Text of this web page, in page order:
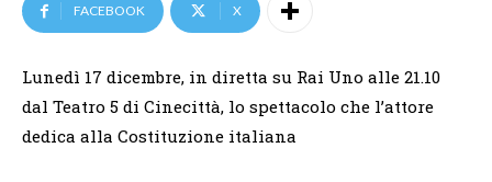
FACEBOOK X
Lunedì 17 dicembre, in diretta su Rai Uno alle 21.10
dal Teatro 5 di Cinecittà, lo spettacolo che l’attore
dedica alla Costituzione italiana